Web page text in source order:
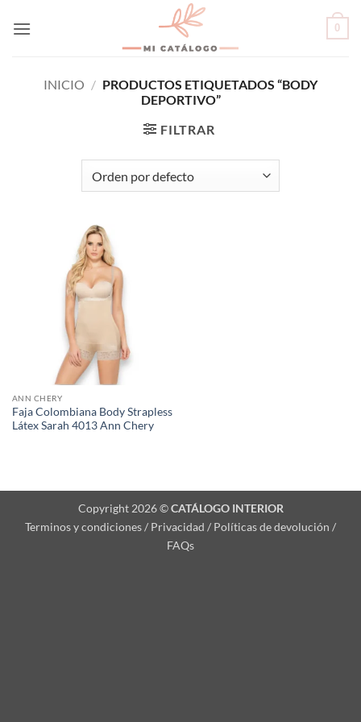
0
INICIO / PRODUCTOS ETIQUETADOS “BODY
DEPORTIVO”
FILTRAR
ANN CHERY
Faja Colombiana Body Strapless
Látex Sarah 4013 Ann Chery
Copyright 2026 ©CATÁLOGO INTERIOR
Terminos y condiciones / Privacidad / Políticas de devolución /
FAQs